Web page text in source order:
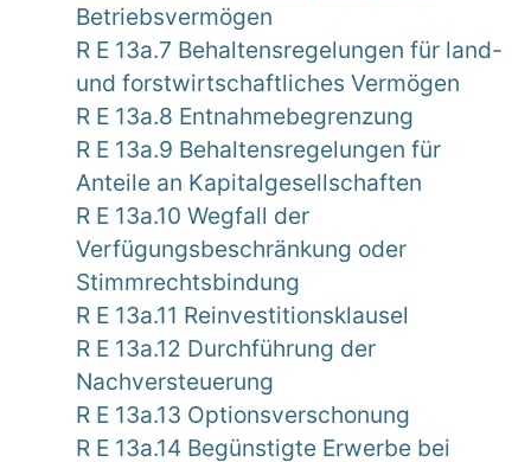
Betriebsvermögen
R E 13a.7 Behaltensregelungen für land-
und forstwirtschaftliches Vermögen
R E 13a.8 Entnahmebegrenzung
R E 13a.9 Behaltensregelungen für
Anteile an Kapitalgesellschaften
R E 13a.10 Wegfall der
Verfügungsbeschränkung oder
Stimmrechtsbindung
R E 13a.11 Reinvestitionsklausel
R E 13a.12 Durchführung der
Nachversteuerung
R E 13a.13 Optionsverschonung
R E 13a.14 Begünstigte Erwerbe bei